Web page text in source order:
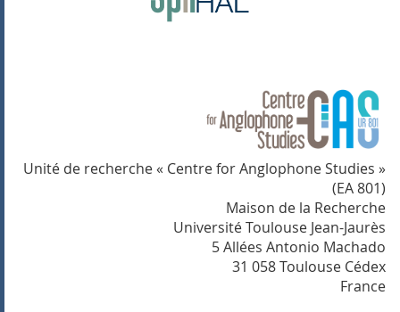
Unité de recherche « Centre for Anglophone Studies »
(EA 801)
Maison de la Recherche
Université Toulouse Jean-Jaurès
5 Allées Antonio Machado
31 058 Toulouse Cédex
France